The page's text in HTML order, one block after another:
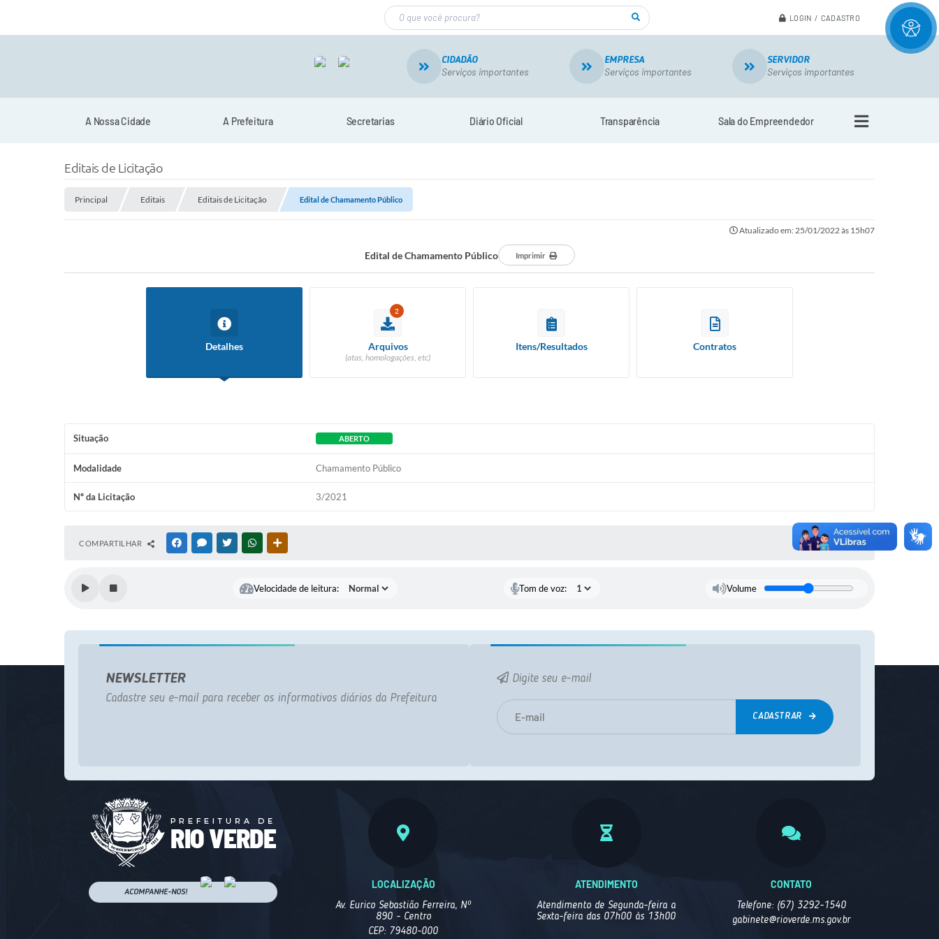
LOGIN / CADASTRO
CIDADÃO
Serviços importantes
EMPRESA
Serviços importantes
SERVIDOR
Serviços importantes
A Nossa Cidade A Prefeitura Secretarias Diário Oficial Transparência Sala do Empreendedor
Editais de Licitação
Principal Editais Editais de Licitação Edital de Chamamento Público
Atualizado em: 25/01/2022 às 15h07
Edital de Chamamento Público Imprimir
Detalhes
2
Arquivos
(atas, homologações, etc)
Itens/Resultados Contratos
Situação ABERTO
Modalidade Chamamento Público
Nº da Licitação 3/2021
COMPARTILHAR FACEBOOKMESSENGER
TWITTERWHATSAPP
Velocidade de leitura: Tom de voz: Volume
NEWSLETTER
Cadastre seu e-mail para receber os informativos diários da Prefeitura
Digite seu e-mail
CADASTRAR
ACOMPANHE-NOS!
LOCALIZAÇÃO
Av. Eurico Sebastião Ferreira, Nº
890 - Centro
CEP: 79480-000
ATENDIMENTO
Atendimento de Segunda-feira a
Sexta-feira das 07h00 às 13h00
CONTATO
Telefone: (67) 3292-1540
gabinete@rioverde.ms.gov.br